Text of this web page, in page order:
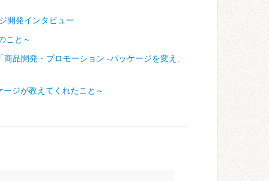
開発インタビュー
こと～
開発・プロモーション ‐パッケージを変え、
ジが教えてくれたこと～